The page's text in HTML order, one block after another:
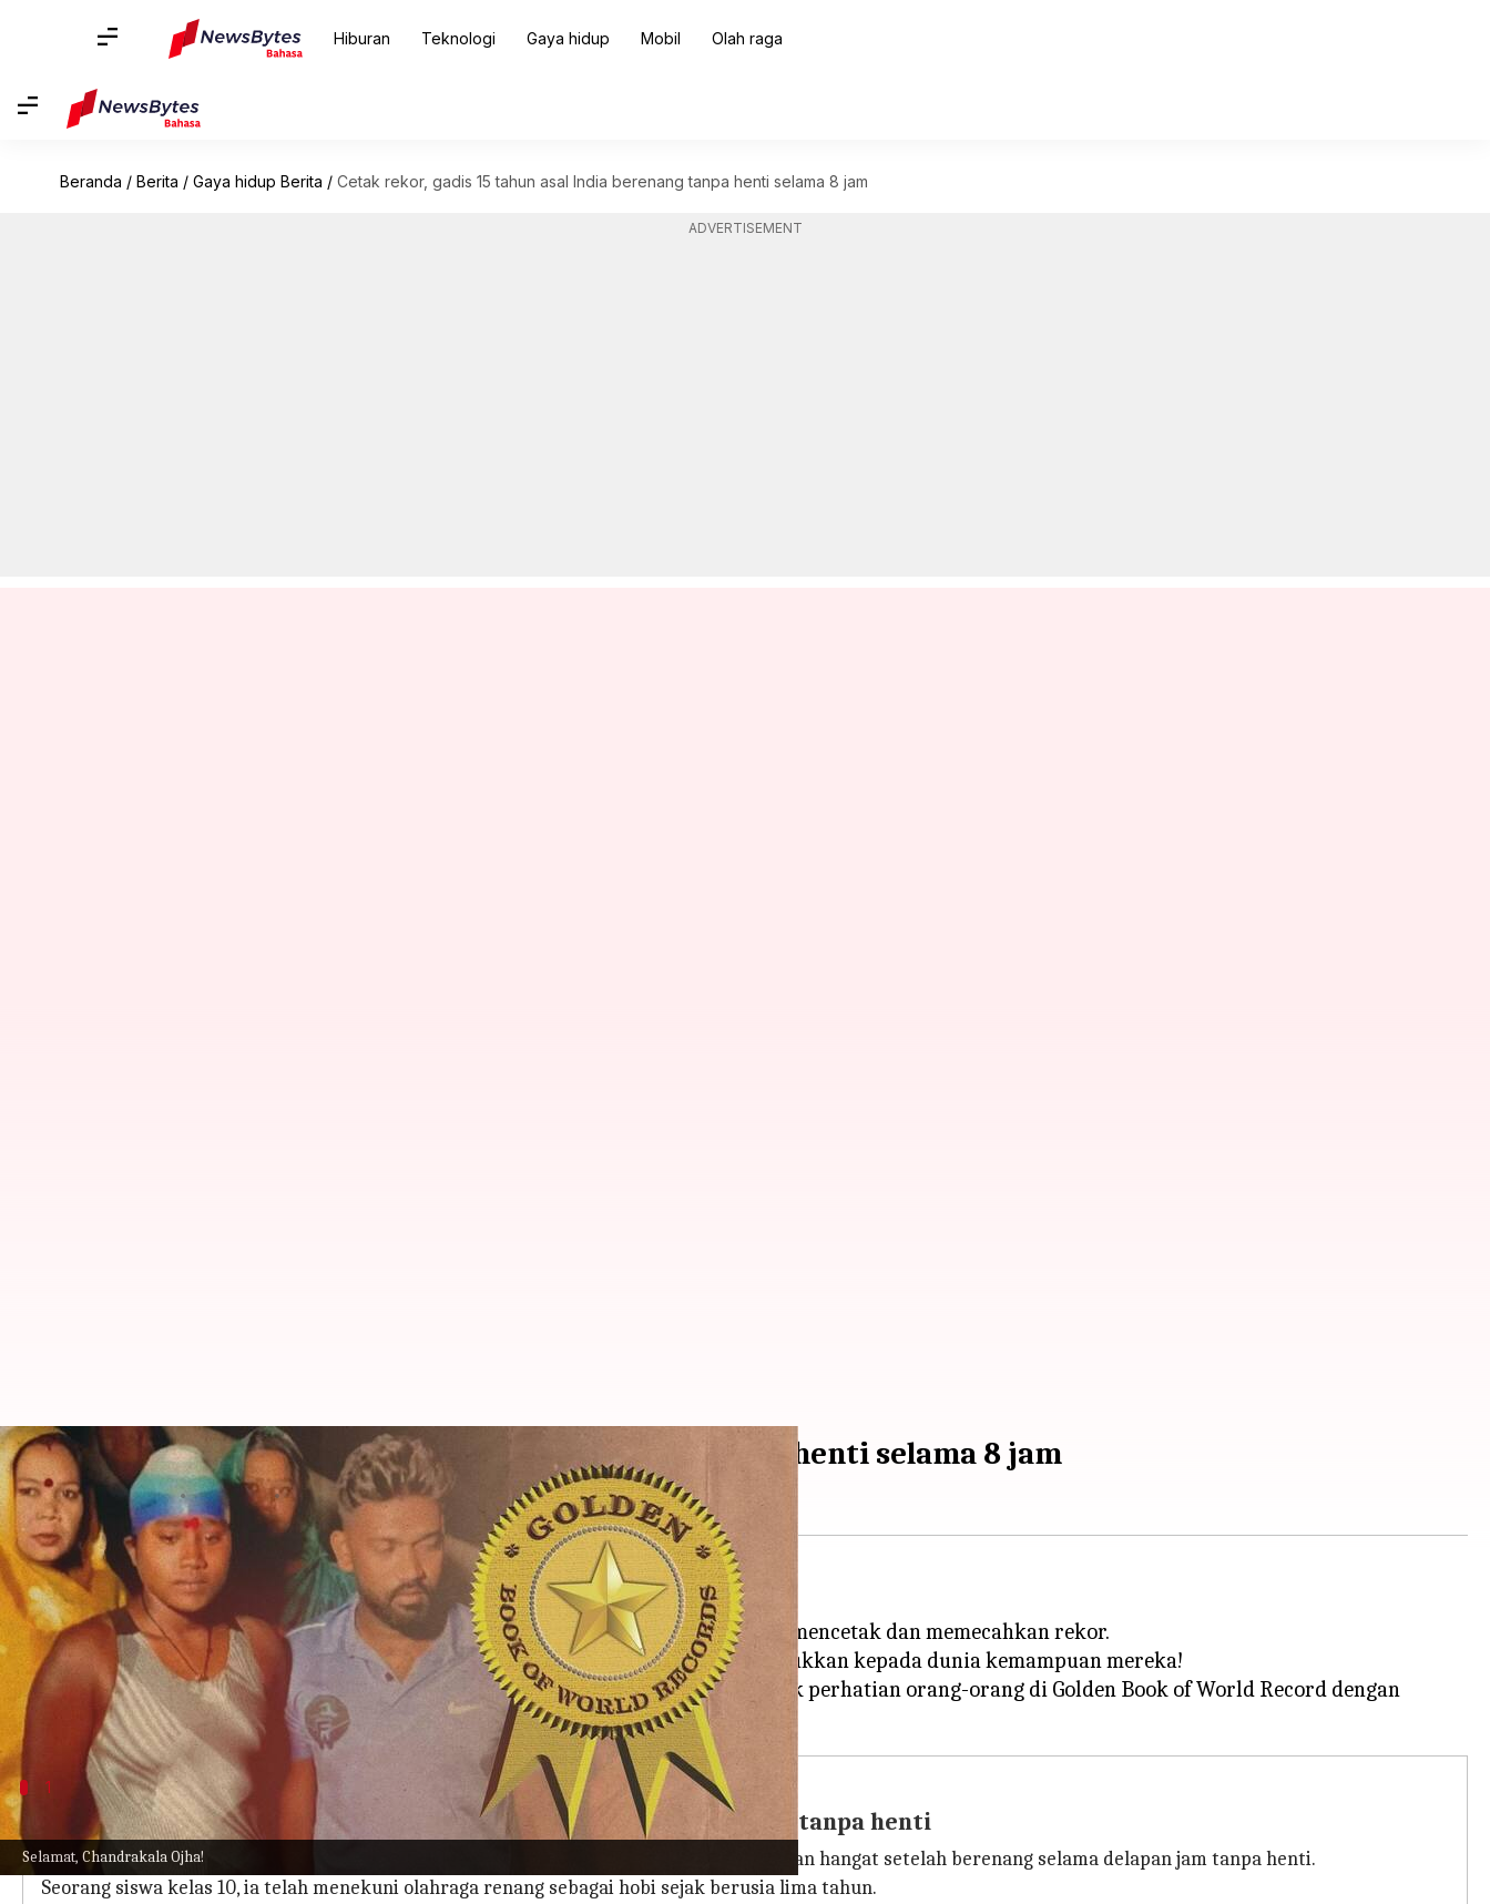
Hiburan Teknologi Gaya hidup Mobil Olah raga
Beranda / Berita / Gaya hidup Berita / Cetak rekor, gadis 15 tahun asal India berenang tanpa henti selama 8 jam
ADVERTISEMENT
Selamat, Chandrakala Ojha!
Cetak rekor, gadis 15 tahun asal India berenang tanpa henti selama 8 jam
menulis Taufiq Al Jufri Apr 11, 2023 02:43 pm
Apa ceritanya
Membuat India bangga!
Ada begitu banyak atlet berbakat yang mewakili India di panggung dunia dengan mencetak dan memecahkan rekor.
Dan bukan hanya orang dewasa, tapi termasuk juga anak-anak ajaib yang menunjukkan kepada dunia kemampuan mereka!
Seperti halnya seorang gadis berusia 15 tahun dari Chattisgarh, India yang menarik perhatian orang-orang di Golden Book of World Record dengan
1
Kenalan dengan Chandrakala Ojha, gadis yang renang delapan jam tanpa henti
Chandrakala Ojha, yang berasal dari desa Purai di Chattisgarh, India menjadi pemberitaan hangat setelah berenang selama delapan jam tanpa henti.
Seorang siswa kelas 10, ia telah menekuni olahraga renang sebagai hobi sejak berusia lima tahun.